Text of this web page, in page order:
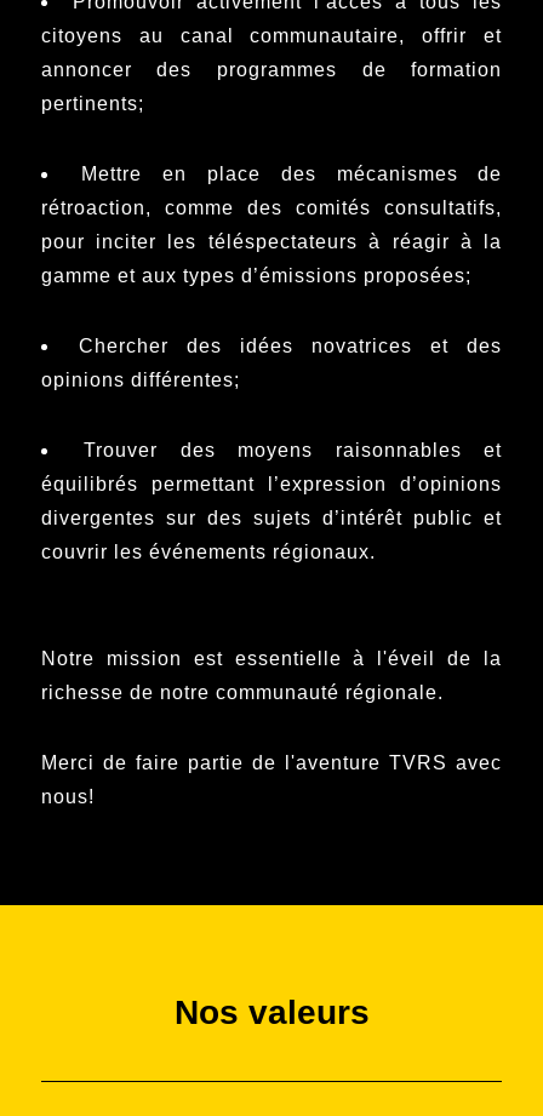
citoyens au canal communautaire, offrir et
annoncer des programmes de formation
pertinents;
Mettre en place des mécanismes de
rétroaction, comme des comités consultatifs,
pour inciter les téléspectateurs à réagir à la
gamme et aux types d’émissions proposées;
Chercher des idées novatrices et des
opinions différentes;
Trouver des moyens raisonnables et
équilibrés permettant l’expression d’opinions
divergentes sur des sujets d’intérêt public et
couvrir les événements régionaux.
Notre mission est essentielle à l'éveil de la
richesse de notre communauté régionale.
Merci de faire partie de l'aventure TVRS avec
nous!
Nos valeurs